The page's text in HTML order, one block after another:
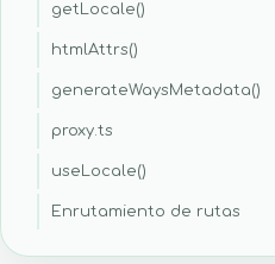
getLocale()
htmlAttrs()
generateWaysMetadata()
proxy.ts
useLocale()
Enrutamiento de rutas